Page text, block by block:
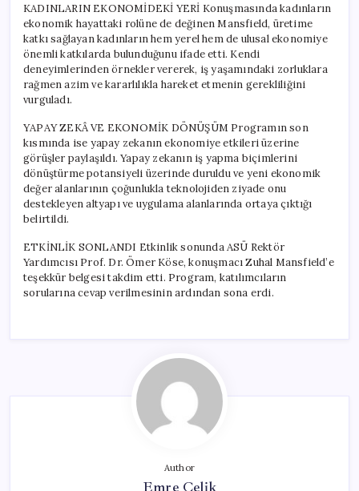
KADINLARIN EKONOMİDEKİ YERİ Konuşmasında kadınların
ekonomik hayattaki rolüne de değinen Mansfield, üretime
katkı sağlayan kadınların hem yerel hem de ulusal ekonomiye
önemli katkılarda bulunduğunu ifade etti. Kendi
deneyimlerinden örnekler vererek, iş yaşamındaki zorluklara
rağmen azim ve kararlılıkla hareket etmenin gerekliliğini
vurguladı.
YAPAY ZEKÂ VE EKONOMİK DÖNÜŞÜM Programın son
kısmında ise yapay zekanın ekonomiye etkileri üzerine
görüşler paylaşıldı. Yapay zekanın iş yapma biçimlerini
dönüştürme potansiyeli üzerinde duruldu ve yeni ekonomik
değer alanlarının çoğunlukla teknolojiden ziyade onu
destekleyen altyapı ve uygulama alanlarında ortaya çıktığı
belirtildi.
ETKİNLİK SONLANDI Etkinlik sonunda ASÜ Rektör
Yardımcısı Prof. Dr. Ömer Köse, konuşmacı Zuhal Mansfield’e
teşekkür belgesi takdim etti. Program, katılımcıların
sorularına cevap verilmesinin ardından sona erdi.
Author
Emre Çelik